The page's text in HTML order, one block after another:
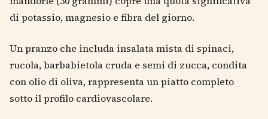
di potassio, magnesio e fibra del giorno.
Un pranzo che includa insalata mista di spinaci,
rucola, barbabietola cruda e semi di zucca, condita
con olio di oliva, rappresenta un piatto completo
sotto il profilo cardiovascolare.